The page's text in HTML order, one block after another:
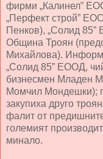
фирми „Калинел”
„Перфект строй”
Пенков), „Солид
Община Троян
Михайлова).
„Солид 85” ЕООД,
бизнесмен Младен
Момчил Мондешки);
закупиха друго
фалит от
големият
минало.